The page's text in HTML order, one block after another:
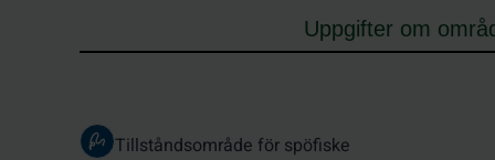
Uppgifter om
Tillståndsområde för spöfiske